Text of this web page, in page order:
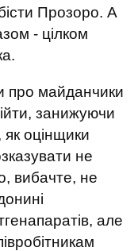
Прозоро. А
- цілком
про майданчики
занижуючи
як оцінщики
не
вибачте, не
але